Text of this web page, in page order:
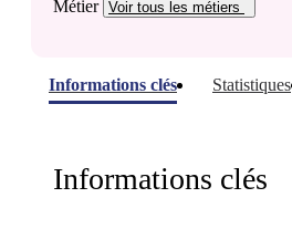
Métier Voir tous les métiers
Informations clés Statistiques
Informations clés